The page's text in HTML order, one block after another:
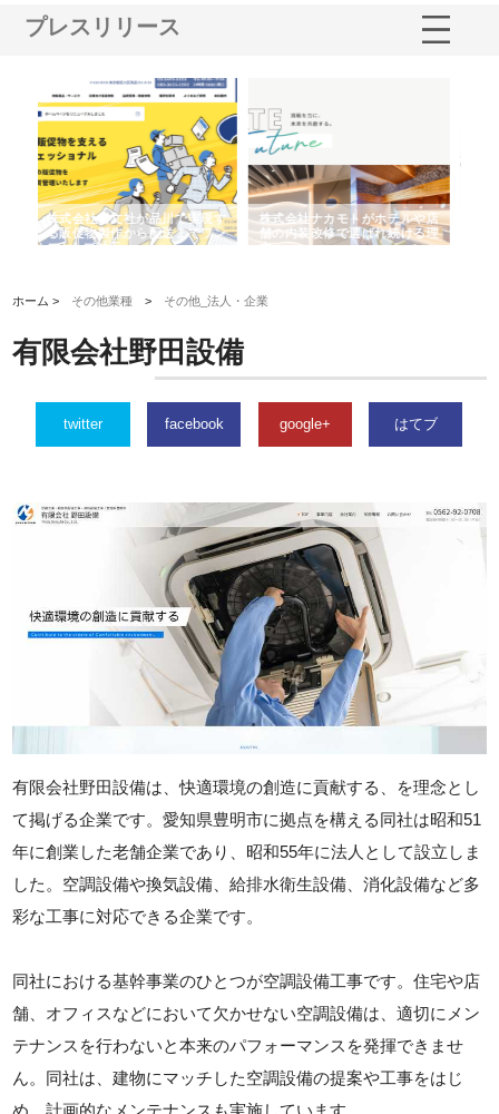
プレスリリース
株式会社スプリングエフが選ば
れる理由とOEMアパレル製造の
強み
桑木給食株式会社が福山市で選
ばれる手作り弁当配達の理由
ホーム > その他業種 > その他_法人・企業
有限会社野田設備
twitter facebook google+ はてブ
有限会社野田設備は、快適環境の創造に貢献する、を理念とし
て掲げる企業です。愛知県豊明市に拠点を構える同社は昭和51
年に創業した老舗企業であり、昭和55年に法人として設立しま
した。空調設備や換気設備、給排水衛生設備、消化設備など多
彩な工事に対応できる企業です。
同社における基幹事業のひとつが空調設備工事です。住宅や店
舗、オフィスなどにおいて欠かせない空調設備は、適切にメン
テナンスを行わないと本来のパフォーマンスを発揮できませ
ん。同社は、建物にマッチした空調設備の提案や工事をはじ
め、計画的なメンテナンスも実施しています。